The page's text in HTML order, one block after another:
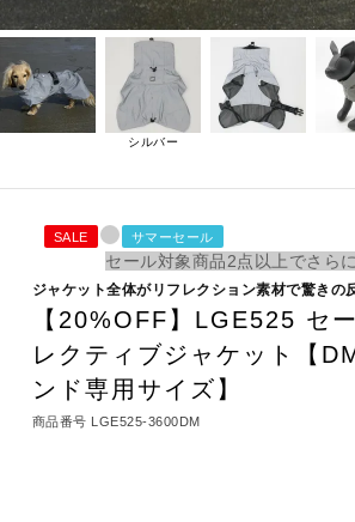
シルバー
SALE サマーセール
セール対象商品2点以上でさら
ジャケット全体がリフレクション素材で驚きの
【20%OFF】LGE525 セ
レクティブジャケット【
ンド専用サイズ】
商品番号 LGE525-3600DM